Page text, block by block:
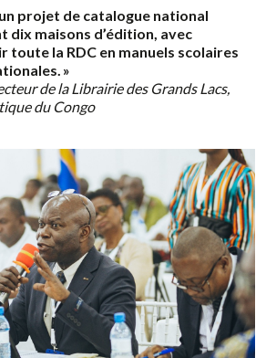
projet de catalogue national
dix maisons d’édition, avec
toute la RDC en manuels scolaires
»
de la Librairie des Grands Lacs,
du Congo